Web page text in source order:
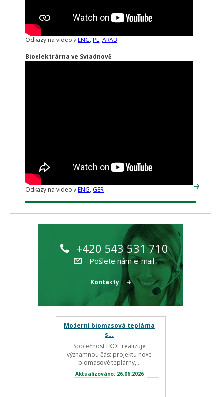
Odkazy na video vENG, PL, ARAB
Bioelektrárna ve Sviadnově
Odkazy na video vENG, GER
+420 543 531 710
Pošlete nám e-mail
Kontakty
Moderní biomasová teplárna
s...
Společnost EKOL realizuje
významnou část projektu nové
biomasové teplárny,...
Aktualizováno: 26.06.2026